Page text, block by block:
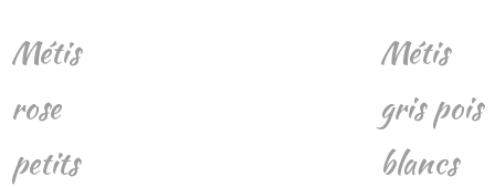
Métis
rose
petits
Métis
gris pois
blancs